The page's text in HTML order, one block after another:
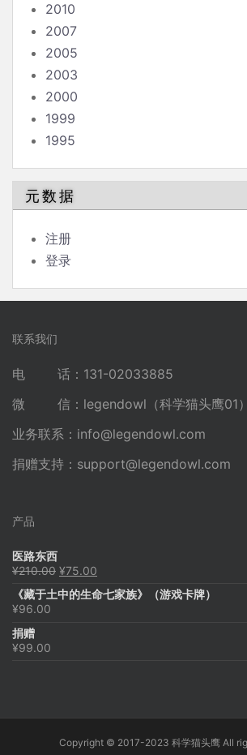
2010
2007
2005
2003
2000
1999
1995
元数据
注册
登录
联系我们
电 话：131-02033885
微 信：legendowl（科学猫头鹰01）
业务联系： info@legendowl.com
捐赠支持： support@legendowl.com
产品
医路东西
¥210.00 原
为：
¥75.00
价
《藏于土中的生命七家族》（游戏卡牌）
¥96.00
捐赠
¥99.00
Copyright © 2017-2023 科学猫头鹰 All